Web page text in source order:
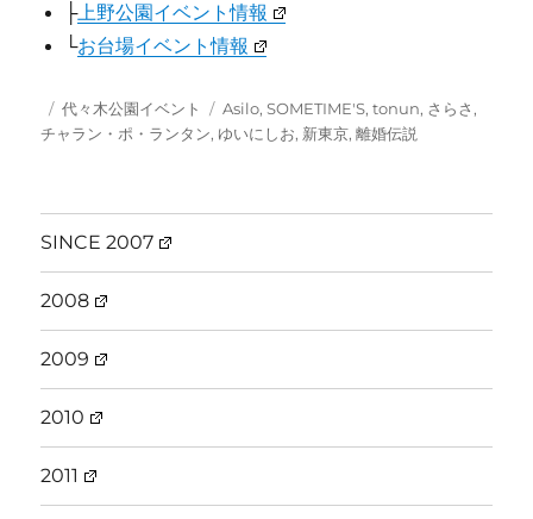
├上野公園イベント情報
└お台場イベント情報
投
稿
カ
テ
代々木公園イベント
タ
グ
Asilo,SOMETIME'S,tonun, さらさ ,
チャラン・ポ・ランタン, ゆいにしお, 新東京,離婚伝説
SINCE 2007
2008
2009
2010
2011